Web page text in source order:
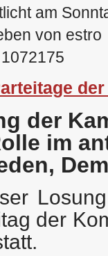
am
von estro
der
der
im
der